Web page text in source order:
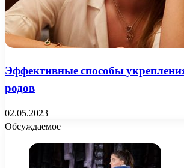
Эффективные способы
родов
02.05.2023
Обсуждаемое